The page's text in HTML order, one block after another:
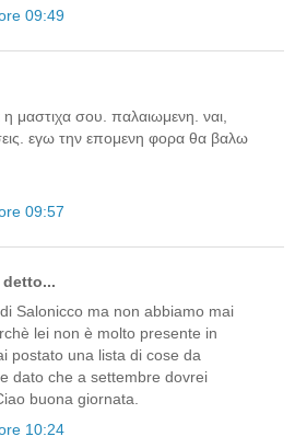
09:49
μαστιχα σου. παλαιωμενη. ναι,
εγω την επομενη φορα θα βαλω
09:57
detto...
Salonicco ma non abbiamo mai
lei non è molto presente in
postato una lista di cose da
dato che a settembre dovrei
buona giornata.
10:24